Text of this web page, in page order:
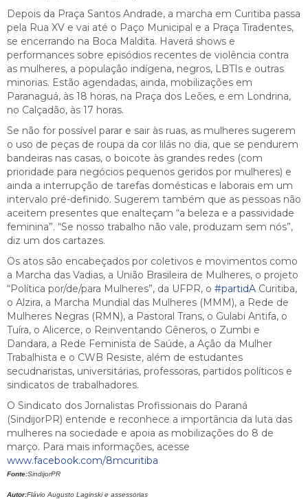
Depois da Praça Santos Andrade, a marcha em Curitiba passa
pela Rua XV e vai até o Paço Municipal e a Praça Tiradentes,
se encerrando na Boca Maldita. Haverá shows e
performances sobre episódios recentes de violência contra
as mulheres, a população indígena, negros, LBTIs e outras
minorias. Estão agendadas, ainda, mobilizações em
Paranaguá, às 18 horas, na Praça dos Leões, e em Londrina,
no Calçadão, às 17 horas.
Se não for possível parar e sair às ruas, as mulheres sugerem
o uso de peças de roupa da cor lilás no dia, que se pendurem
bandeiras nas casas, o boicote às grandes redes (com
prioridade para negócios pequenos geridos por mulheres) e
ainda a interrupção de tarefas domésticas e laborais em um
intervalo pré-definido. Sugerem também que as pessoas não
aceitem presentes que enalteçam “a beleza e a passividade
feminina”. “Se nosso trabalho não vale, produzam sem nós”,
diz um dos cartazes.
Os atos são encabeçados por coletivos e movimentos como
a Marcha das Vadias, a União Brasileira de Mulheres, o projeto
“Política por/de/para Mulheres”, da UFPR, o #partidA Curitiba,
o Alzira, a Marcha Mundial das Mulheres (MMM), a Rede de
Mulheres Negras (RMN), a Pastoral Trans, o Gulabi Antifa, o
Tuíra, o Alicerce, o Reinventando Gêneros, o Zumbi e
Dandara, a Rede Feminista de Saúde, a Ação da Mulher
Trabalhista e o CWB Resiste, além de estudantes
secudnaristas, universitárias, professoras, partidos políticos e
sindicatos de trabalhadores.
O Sindicato dos Jornalistas Profissionais do Paraná
(SindijorPR) entende e reconhece a importância da luta das
mulheres na sociedade e apoia as mobilizações do 8 de
março. Para mais informações, acesse
www.facebook.com/8mcuritiba
Fonte:SindijorPR
Autor:Flávio Augusto Laginski e assessorias